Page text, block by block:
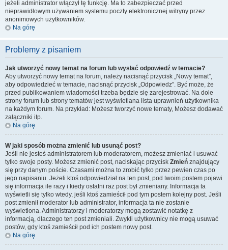
jeżeli administrator włączył tę funkcję. Ma to zabezpieczać przed
nieprawidłowym używaniem systemu poczty elektronicznej witryny przez
anonimowych użytkowników.
Na górę
Problemy z pisaniem
Jak utworzyć nowy temat na forum lub wysłać odpowiedź w temacie?
Aby utworzyć nowy temat na forum, należy nacisnąć przycisk „Nowy temat”,
aby odpowiedzieć w temacie, nacisnąć przycisk „Odpowiedz”. Być może, że
przed publikowaniem wiadomości trzeba będzie się zarejestrować. Na dole
strony forum lub strony tematów jest wyświetlana lista uprawnień użytkownika
na każdym forum. Na przykład: Możesz tworzyć nowe tematy, Możesz dodawać
załączniki itp.
Na górę
W jaki sposób można zmienić lub usunąć post?
Jeśli nie jesteś administratorem lub moderatorem, możesz zmieniać i usuwać
tylko swoje posty. Możesz zmienić post, naciskając przycisk Zmień znajdujący
się przy danym poście. Czasami można to zrobić tylko przez pewien czas po
jego napisaniu. Jeżeli ktoś odpowiedział na ten post, pod twoim postem pojawi
się informacja ile razy i kiedy ostatni raz post był zmieniany. Informacja ta
wyświetli się tylko wtedy, jeśli ktoś zamieścił pod tym postem kolejny post. Jeśli
post zmienił moderator lub administrator, informacja ta nie zostanie
wyświetlona. Administratorzy i moderatorzy mogą zostawić notatkę z
informacją, dlaczego ten post zmieniali. Zwykli użytkownicy nie mogą usuwać
postów, gdy ktoś zamieścił pod ich postem nowy post.
Na górę